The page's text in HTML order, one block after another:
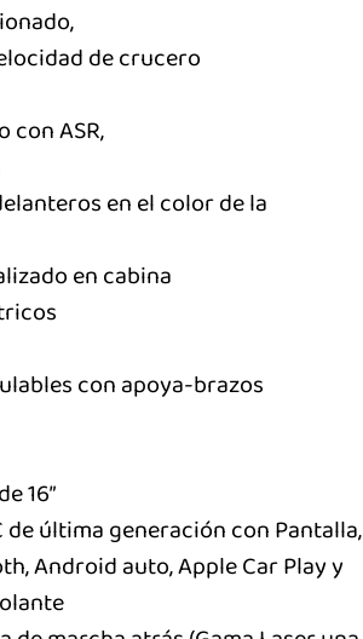
de crucero
con ASR,
en el color de la
en cabina
con apoya-brazos
16”
de última generación con Pantalla,
Android auto, Apple Car Play y